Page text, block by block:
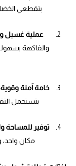
بتقطعي
عملية غسيل
والفاكهة
خامة آمنة
بتستحمل
توفير للمساحة
مكان واحد،